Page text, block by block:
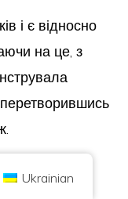
і є відносно
на це, з
000
Інвестиції
фінансового нагляду
підпадає під юрисдикцію
Інвестування в
може зрости в ціні
До прибутку від
податок на приріст
ЗВ'ЯЖІТЬСЯ З НАМИ
Ukrainian